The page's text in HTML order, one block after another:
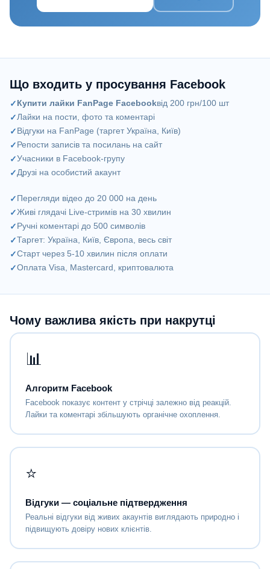
Що входить у просування Facebook
Купити лайки FanPage Facebookвід 200 грн/100 шт
Лайки на пости, фото та коментарі
Відгуки на FanPage (таргет Україна, Київ)
Репости записів та посилань на сайт
Учасники в Facebook-групу
Друзі на особистий акаунт
Перегляди відео до 20 000 на день
Живі глядачі Live-стримів на 30 хвилин
Ручні коментарі до 500 символів
Таргет: Україна, Київ, Європа, весь світ
Старт через 5-10 хвилин після оплати
Оплата Visa, Mastercard, криптовалюта
Чому важлива якість при накрутці
📊
Алгоритм Facebook
Facebook показує контент у стрічці залежно від реакцій.
Лайки та коментарі збільшують органічне охоплення.
⭐
Відгуки — соціальне підтвердження
Реальні відгуки від живих акаунтів виглядають природно і
підвищують довіру нових клієнтів.